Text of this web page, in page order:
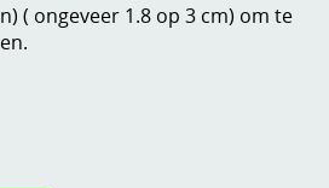
( ongeveer 1.8 op 3 cm) om te